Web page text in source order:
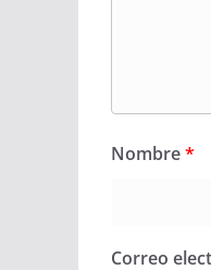
Nombre*
Correo